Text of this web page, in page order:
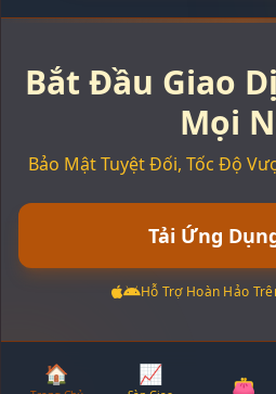
Bắt Đầu Giao
Mọi
Bảo Mật Tuyệt Đối, Tốc Độ
Tải Ứng
Hỗ Trợ Hoàn Hảo
🏠 📈 👛